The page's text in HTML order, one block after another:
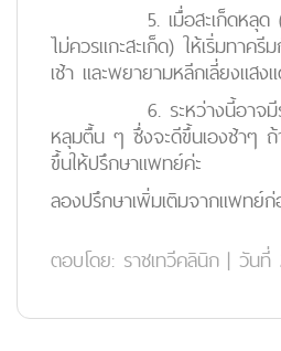
5. เมื่อสะเก็ดหลุด (คว
ไม่ควรแกะสะเก็ด) ให้เริ่มทาค
เช้า และพยายามหลีกเลี่ยงแสง
6. ระหว่างนี้อาจมีรอ
หลุมตื้น ๆ ซึ่งจะดีขึ้นเองช้าๆ
ขึ้นให้ปรึกษาแพทย์ค่ะ
ลองปรึกษาเพิ่มเติมจากแพทย์ก่
ตอบโดย: ราชเทวีคลินิก | วันที่